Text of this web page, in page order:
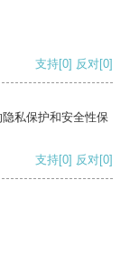
支持[0] 反对[0]
私保护和安全性保
支持[0] 反对[0]